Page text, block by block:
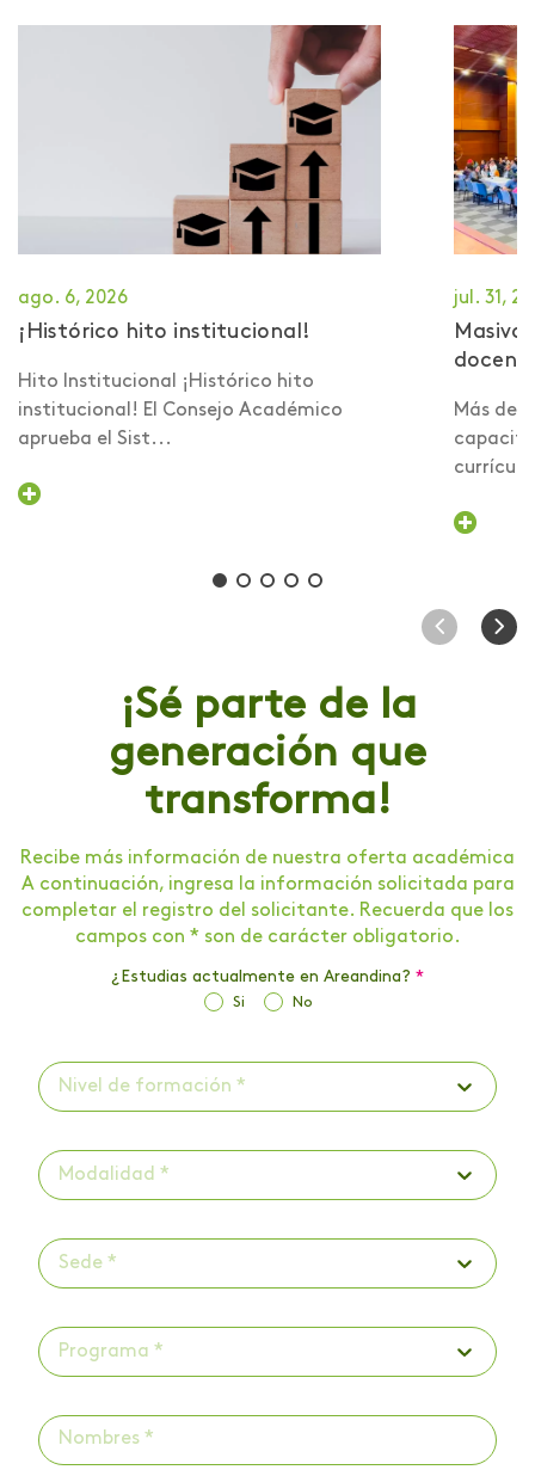
ago. 6, 2026
¡Histórico hito institucional!
Hito Institucional ¡Histórico hito
institucional! El Consejo Académico
aprueba el Sist...
jul. 31,
Más de
¡Sé parte de la
generación que
transforma!
Recibe más información de nuestra oferta académica
A continuación, ingresa la información solicitada para
completar el registro del solicitante. Recuerda que los
campos con * son de carácter obligatorio.
¿Estudias actualmente en Areandina? *
Si No
Nivel de formación *
Modalidad *
Sede *
Programa *